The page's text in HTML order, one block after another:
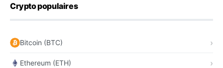
Crypto populaires
Bitcoin (BTC)
Ethereum (ETH)